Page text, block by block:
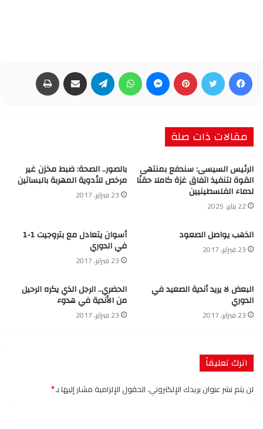
فيسبوك تويتر بينتيريست ماسنجر واتساب تيلقرام مشاركة عبر البريد
مقالات ذات صلة
الرئيس السيسى: سندفع بمنتهى
القوة لتنفيذ اتفاق غزة كاملا حقنًا
لدماء الفلسطينيين
22 يناير، 2025
بالصور.. الصحة: ضبط مخزن غير
مرخص للأدوية المهربة بالبساتين
23 فبراير، 2017
الذهب يواصل الصعود
23 فبراير، 2017
أسوان يتعادل مع بتروجيت 1-1
في الدوري
23 فبراير، 2017
البعض لا يريد أندية الصعيد في
الدوري
23 فبراير، 2017
الحضري.. الرجل الذي يكره الرحيل
من الأندية في هدوء
23 فبراير، 2017
اترك تعليقاً
لن يتم نشر عنوان بريدك الإلكتروني.الحقول الإلزامية مشار إليها بـ*